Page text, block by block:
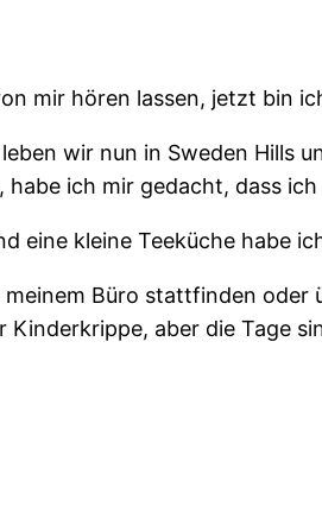
mir hören lassen, jetzt bin
wir nun in Sweden Hills
habe ich mir gedacht, dass
eine kleine Teeküche habe
Büro stattfinden
Kinderkrippe, aber die Tage